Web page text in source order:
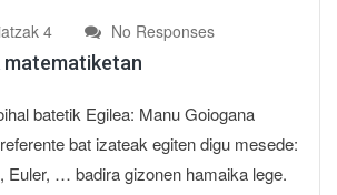
4 No Responses
batetik Egilea: Manu Goiogana
bat izateak egiten digu mesede:
Euler, … badira gizonen hamaika lege.